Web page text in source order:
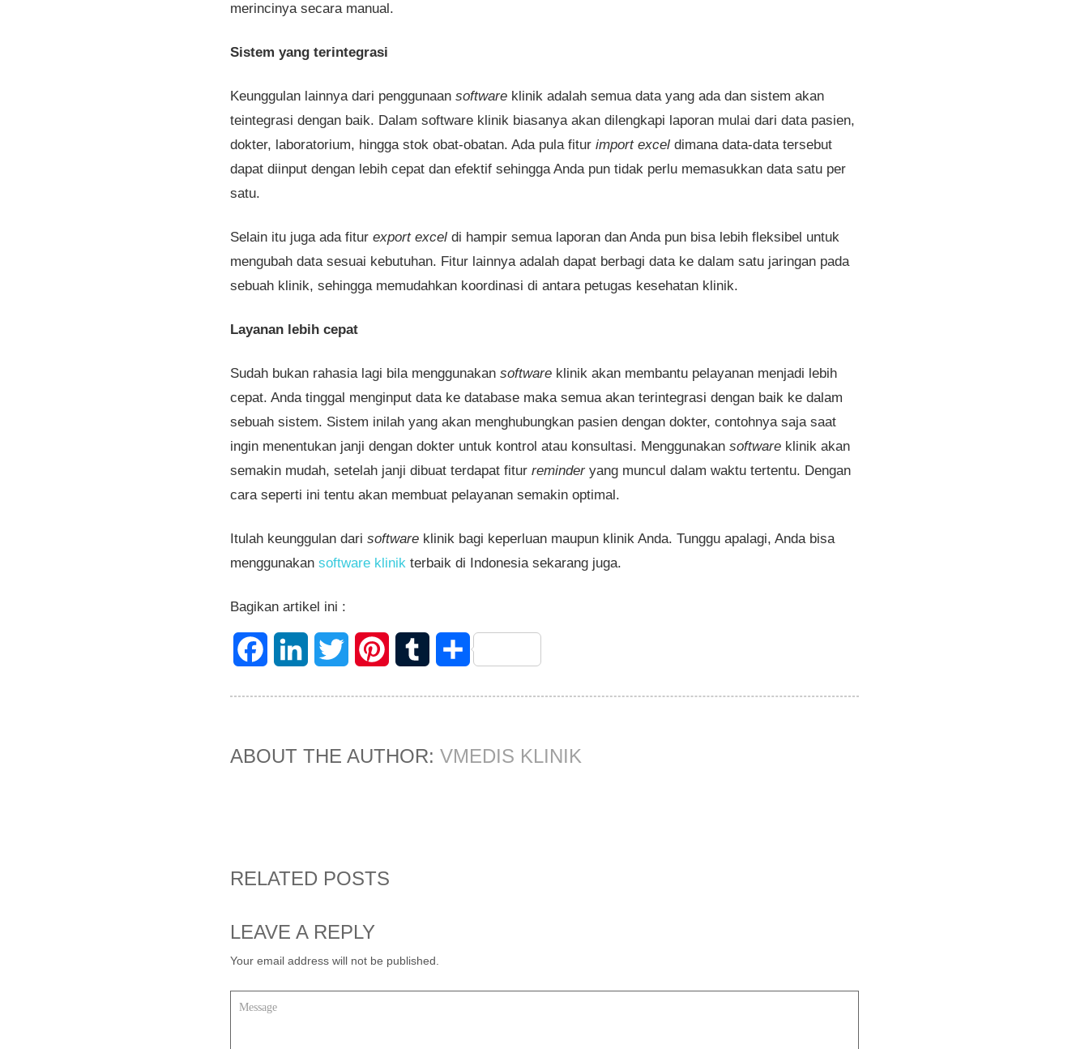
merincinya secara manual.
Sistem yang terintegrasi
Keunggulan lainnya dari penggunaan softwareklinik adalah semua data yang ada dan sistem akan
teintegrasi dengan baik. Dalam software klinik biasanya akan dilengkapi laporan mulai dari data pasien,
dokter, laboratorium, hingga stok obat-obatan. Ada pula fitur import exceldimana data-data tersebut
dapat diinput dengan lebih cepat dan efektif sehingga Anda pun tidak perlu memasukkan data satu per
satu.
Selain itu juga ada fitur export exceldi hampir semua laporan dan Anda pun bisa lebih fleksibel untuk
mengubah data sesuai kebutuhan. Fitur lainnya adalah dapat berbagi data ke dalam satu jaringan pada
sebuah klinik, sehingga memudahkan koordinasi di antara petugas kesehatan klinik.
Layanan lebih cepat
Sudah bukan rahasia lagi bila menggunakan softwareklinik akan membantu pelayanan menjadi lebih
cepat. Anda tinggal menginput data ke database maka semua akan terintegrasi dengan baik ke dalam
sebuah sistem. Sistem inilah yang akan menghubungkan pasien dengan dokter, contohnya saja saat
ingin menentukan janji dengan dokter untuk kontrol atau konsultasi. Menggunakan softwareklinik akan
semakin mudah, setelah janji dibuat terdapat fitur reminderyang muncul dalam waktu tertentu. Dengan
cara seperti ini tentu akan membuat pelayanan semakin optimal.
Itulah keunggulan dari softwareklinik bagi keperluan maupun klinik Anda. Tunggu apalagi, Anda bisa
menggunakan software klinikterbaik di Indonesia sekarang juga.
Bagikan artikel ini :
FacebookLinkedIn Twitter Pinterest Tumblr Share
ABOUT THE AUTHOR: VMEDIS KLINIK
RELATED POSTS
LEAVE A REPLY
Your email address will not be published.